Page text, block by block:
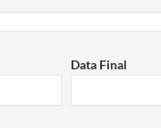
Data Final